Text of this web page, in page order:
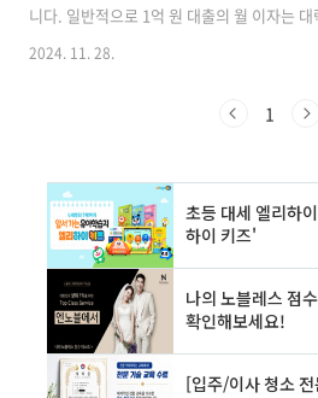
니다. 일반적으로 1억 원 대출의 월 이자는
이로 예상할 수 있지만, 정확한 금액은 개인의
금리를 알아야 합니다. 현재 시중 은행의 주
같습니다: - 연 3% 금리: 월 약 25만 원- 연
연 7% 금리: 월 약 58만 3천 원..
2024. 11. 28.
1